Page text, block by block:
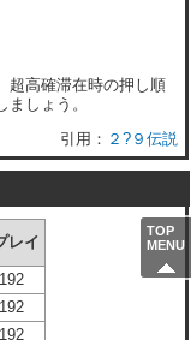
超高確滞在時の押し順
しょう。
２?９伝説
レイ
TOP
MENU